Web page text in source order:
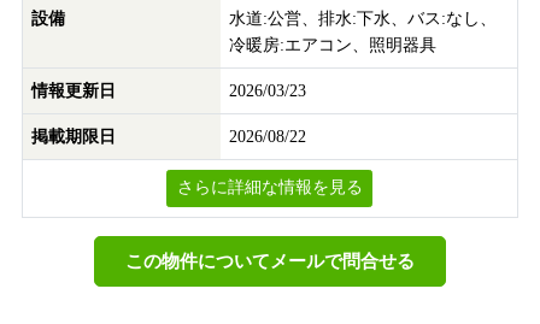
設備
水道:公営、排水:下水、バス:なし、
冷暖房:エアコン、照明器具
情報更新日 2026/03/23
掲載期限日 2026/08/22
この物件についてメールで問合せる